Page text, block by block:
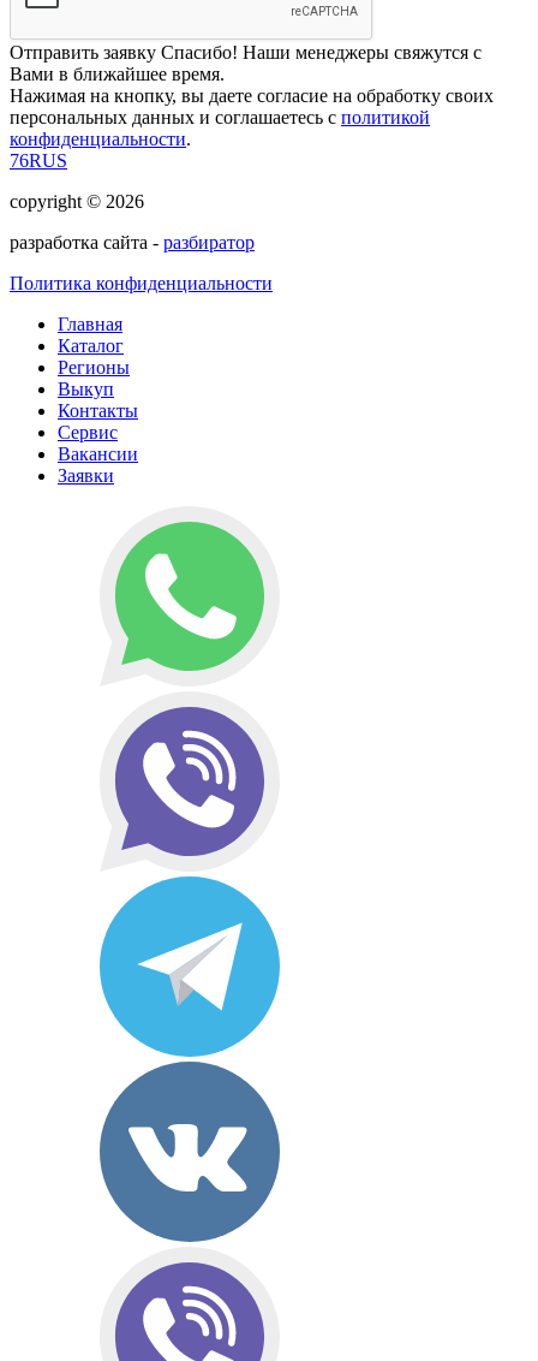
Отправить заявку Спасибо! Наши менеджеры свяжутся с
Вами в ближайшее время.
Нажимая на кнопку, вы даете согласие на обработку своих
персональных данных и соглашаетесь с политикой
конфиденциальности.
76RUS
copyright © 2026
разработка сайта - разбиратор
Политика конфиденциальности
Главная
Каталог
Регионы
Выкуп
Контакты
Сервис
Вакансии
Заявки